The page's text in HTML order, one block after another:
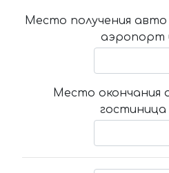
Место получения авто
аэропорт
Место окончания
гостиница